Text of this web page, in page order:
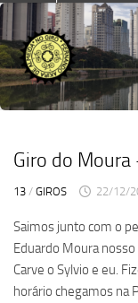
Skip
content
Giro do
13 / GIROS 22/12/
Saimos junto com o
Eduardo Moura
Carve o Sylvio e eu.
horário chegamos na